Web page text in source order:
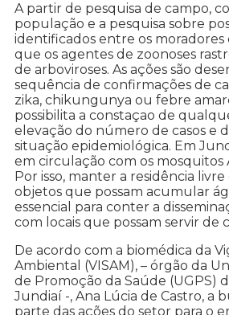
A partir de pesquisa de campo,
população e a pesquisa sobre
identificados entre os moradores
que os agentes de zoonoses
de arboviroses. As ações são
sequência de confirmações de
zika, chikungunya ou febre
possibilita a constaçao de
elevação do número de casos e
situação epidemiológica. Em
em circulação com os mosquitos
Por isso, manter a residência
objetos que possam acumular
essencial para conter a
com locais que possam servir de
De acordo com a biomédica da
Ambiental (VISAM), – órgão da
de Promoção da Saúde (UGPS)
Jundiaí -, Ana Lúcia de Castro, a
parte das ações do setor para o